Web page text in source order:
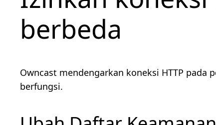
berbeda
Owncast mendengarkan koneksi HTTP pada
berfungsi.